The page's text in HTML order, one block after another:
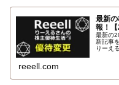
最新
報！【
最新の
新記事
りーえ
reeell.com